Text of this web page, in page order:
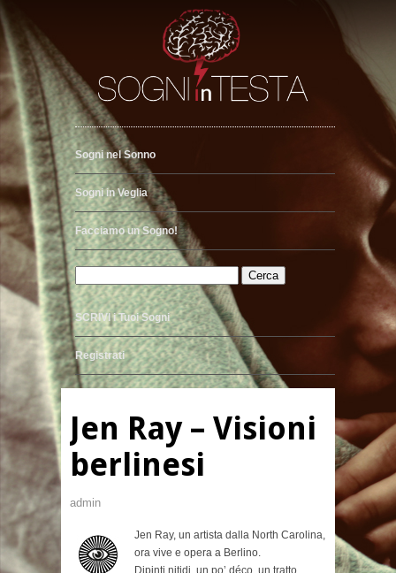
Sogni nel Sonno
Sogni in Veglia
Facciamo un Sogno!
SCRIVI i Tuoi Sogni
Registrati
Jen Ray – Visioni
berlinesi
admin
Jen Ray, un artista dalla North Carolina,
ora vive e opera a Berlino.
Dipinti nitidi, un po’ déco, un tratto